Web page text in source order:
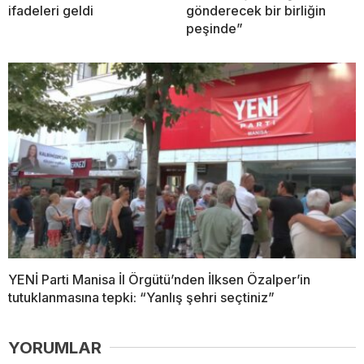
ifadeleri geldi
gönderecek bir birliğin
peşinde”
YENİ Parti Manisa İl Örgütü’nden İlksen Özalper’in
tutuklanmasına tepki: “Yanlış şehri seçtiniz”
YORUMLAR